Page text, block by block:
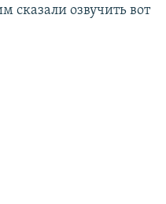
сказали озвучить вот